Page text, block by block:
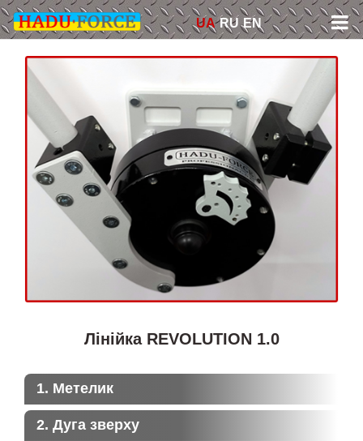
Skip
to
content
UA RU EN
Лінійка REVOLUTION 1.0
1. Метелик
2. Дуга зверху